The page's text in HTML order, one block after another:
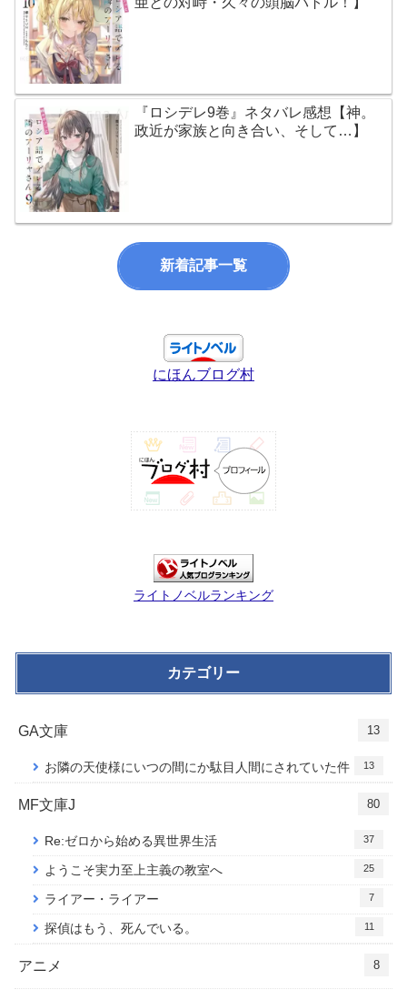
『ロシデレ9巻』ネタバレ感想【神。
政近が家族と向き合い、そして…】
新着記事一覧
にほんブログ村
ライトノベルランキング
カテゴリー
GA文庫 13
お隣の天使様にいつの間にか駄目人間にされていた件 13
MF文庫J 80
Re:ゼロから始める異世界生活 37
ようこそ実力至上主義の教室へ 25
ライアー・ライアー 7
探偵はもう、死んでいる。 11
アニメ 8